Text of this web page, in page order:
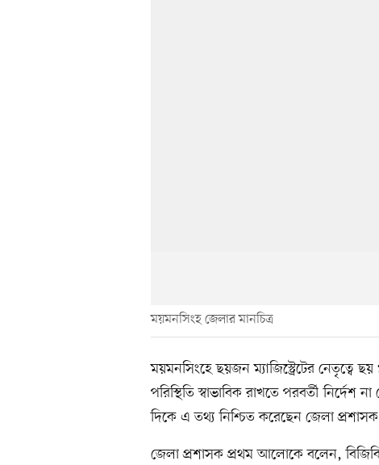
ময়মনসিংহ জেলার মানচিত্র
ময়মনসিংহে ছয়জন ম্যাজিস্ট্রেটের নেতৃত্বে
পরিস্থিতি স্বাভাবিক রাখতে পরবর্তী
দিকে এ তথ্য নিশ্চিত করেছেন জেলা
জেলা প্রশাসক প্রথম আলোকে বলেন,